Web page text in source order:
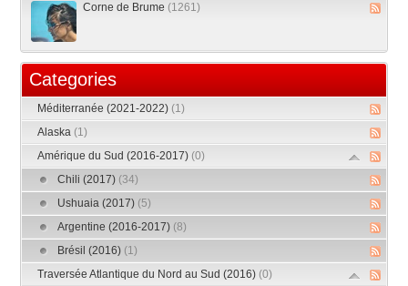
Corne de Brume (1261)
Categories
Méditerranée (2021-2022) (1)
Alaska (1)
Amérique du Sud (2016-2017) (0)
Chili (2017) (34)
Ushuaia (2017) (5)
Argentine (2016-2017) (8)
Brésil (2016) (1)
Traversée Atlantique du Nord au Sud (2016) (0)